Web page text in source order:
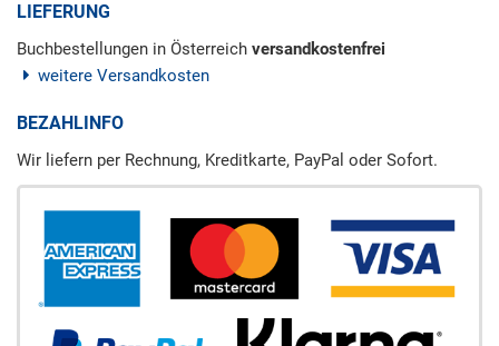
LIEFERUNG
Buchbestellungen in Österreich versandkostenfrei
weitere Versandkosten
BEZAHLINFO
Wir liefern per Rechnung, Kreditkarte, PayPal oder Sofort.